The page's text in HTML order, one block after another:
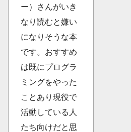
ー）さんがいき
なり読むと嫌い
になりそうな本
です。おすすめ
は既にプログラ
ミングをやった
ことあり現役で
活動している人
たち向けだと思